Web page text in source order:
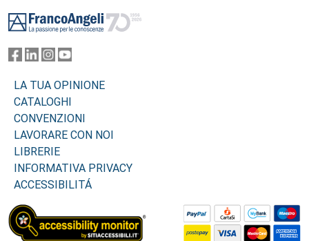
LA TUA OPINIONE
CATALOGHI
CONVENZIONI
LAVORARE CON NOI
LIBRERIE
INFORMATIVA PRIVACY
ACCESSIBILITÁ